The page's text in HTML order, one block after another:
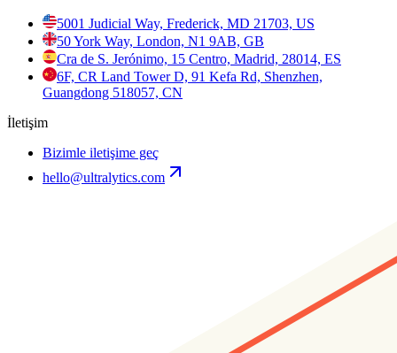
5001 Judicial Way, Frederick, MD 21703, US
50 York Way, London, N1 9AB, GB
Cra de S. Jerónimo, 15 Centro, Madrid, 28014, ES
6F, CR Land Tower D, 91 Kefa Rd, Shenzhen,
Guangdong 518057, CN
İletişim
Bizimle iletişime geç
hello@ultralytics.com